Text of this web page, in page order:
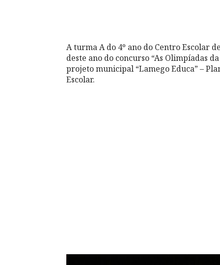
A turma A do 4º ano do Centro Escolar
deste ano do concurso “As Olimpíadas
projeto municipal “Lamego Educa” –
Escolar.